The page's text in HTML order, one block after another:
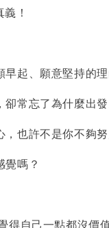
！
早起、願意堅持的理
常忘了為什麼出發
也許不是你不夠努
覺嗎？
得自己一點都沒價